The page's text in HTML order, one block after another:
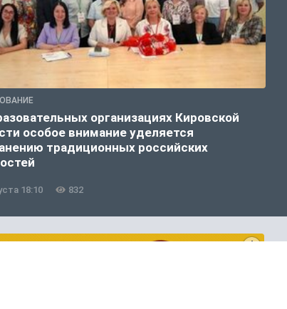
организациях Кировской
особое внимание уделяется
традиционных российских
18:10 832